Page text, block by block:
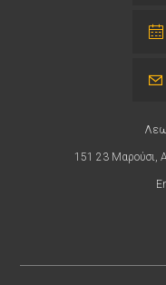
151 23 Μαρούσι,